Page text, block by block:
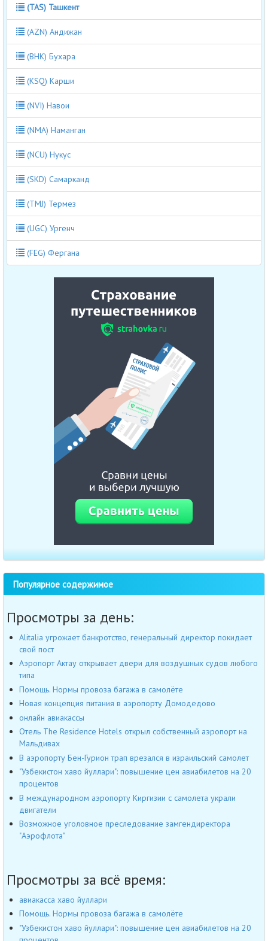
(TAS) Ташкент
(AZN) Андижан
(BHK) Бухара
(KSQ) Карши
(NVI) Навои
(NMA) Наманган
(NCU) Нукус
(SKD) Самарканд
(TMJ) Термез
(UGC) Ургенч
(FEG) Фергана
Популярное содержимое
Просмотры за день:
Alitalia угрожает банкротство, генеральный директор покидает
свой пост
Аэропорт Актау открывает двери для воздушных судов любого
типа
Помощь. Нормы провоза багажа в самолёте
Новая концепция питания в аэропорту Домодедово
онлайн авиакассы
Отель The Residence Hotels открыл собственный аэропорт на
Мальдивах
В аэропорту Бен-Гурион трап врезался в израильский самолет
"Узбекистон хаво йуллари": повышение цен авиабилетов на 20
процентов
В международном аэропорту Киргизии с самолета украли
двигатели
Возможное уголовное преследование замгендиректора
"Аэрофлота"
Просмотры за всё время:
авиакасса хаво йуллари
Помощь. Нормы провоза багажа в самолёте
"Узбекистон хаво йуллари": повышение цен авиабилетов на 20